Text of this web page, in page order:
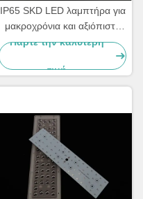
IP65 SKD LED λαμπτήρα για
μακροχρόνια και αξιόπιστη
απόδοση
Πάρτε την καλύτερη
τιμή